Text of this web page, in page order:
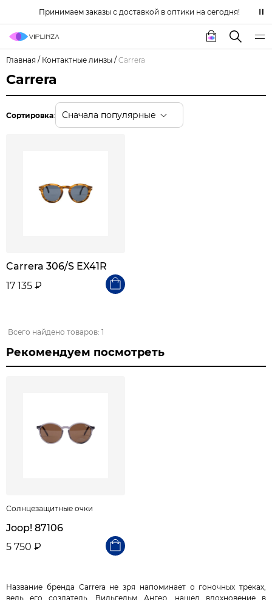
Принимаем заказы с доставкой в оптики на сегодня!
Главная / Контактные линзы / Carrera
Carrera
Сортировка: Сначала популярные
Carrera 306/S EX41R
17 135 ₽
Всего найдено товаров: 1
Рекомендуем посмотреть
Солнцезащитные очки
Joop! 87106
5 750 ₽
Название бренда Carrera не зря напоминает о гоночных треках,
ведь его создатель, Вильгельм Ангер, нашел вдохновение в